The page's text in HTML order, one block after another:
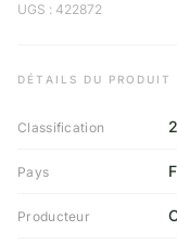
UGS : 422872
DÉTAILS DU PRODUIT
Classification
Pays
Producteur